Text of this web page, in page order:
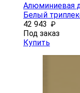
Алюминиевая
Белый
42 943 ₽
Под заказ
Купить